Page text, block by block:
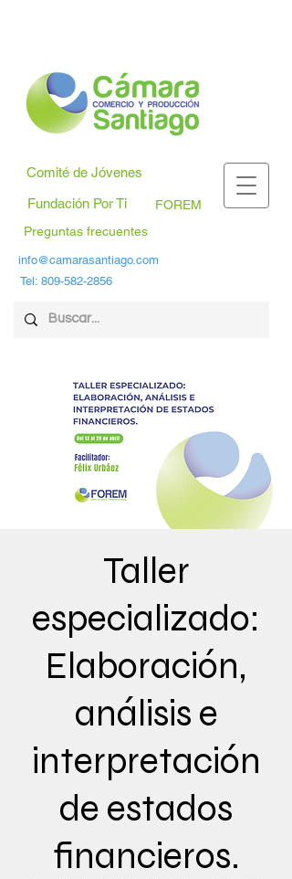
Tel: 809-582-2856
info@camarasantiago.com
FOREM
Comité de Jóvenes
Fundación Por Ti
Preguntas frecuentes
Taller
especializado:
Elaboración,
análisis e
interpretación
de estados
financieros.